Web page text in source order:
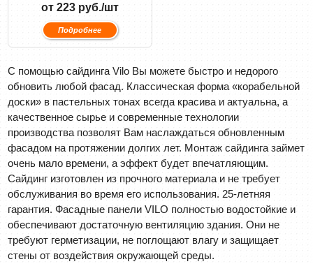
от 223 руб./шт
Подробнее
С помощью сайдинга Vilo Вы можете быстро и недорого
обновить любой фасад. Классическая форма «корабельной
доски» в пастельных тонах всегда красива и актуальна, а
качественное сырье и современные технологии
производства позволят Вам наслаждаться обновленным
фасадом на протяжении долгих лет. Mонтаж сайдинга займет
очень мало времени, а эффект будет впечатляющим.
Сайдинг изготовлен из прочного материала и не требует
обслуживания во время его использования. 25-летняя
гарантия. Фасадные панели VILO полностью водостойкие и
обеспечивают достаточную вентиляцию здания. Они не
требуют герметизации, не поглощают влагу и защищает
стены от воздействия окружающей среды.